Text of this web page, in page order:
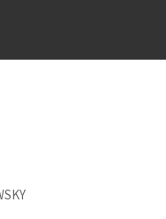
o segredo do sucesso
o “direito à tristeza”